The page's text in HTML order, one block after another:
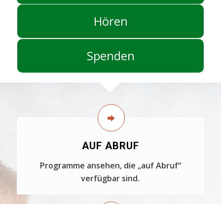
Hören
Spenden
AUF ABRUF
Programme ansehen, die „auf Abruf“
verfügbar sind.